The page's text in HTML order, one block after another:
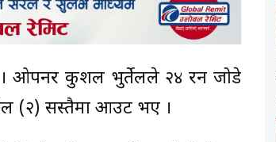
। ओपनर कुशल भुर्तेलले २४ रन जोडे
(२) सस्तैमा आउट भए ।